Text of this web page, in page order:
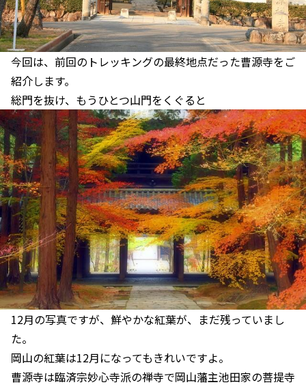
今回は、前回のトレッキングの最終地点だった曹源寺をご
紹介します。
総門を抜け、もうひとつ山門をくぐると
12月の写真ですが、鮮やかな紅葉が、まだ残っていまし
た。
岡山の紅葉は12月になってもきれいですよ。
曹源寺は臨済宗妙心寺派の禅寺で岡山藩主池田家の菩提寺